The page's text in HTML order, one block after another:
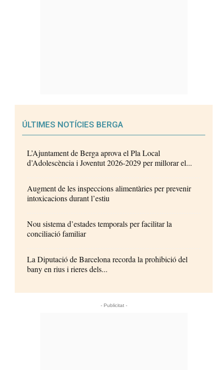
ÚLTIMES NOTÍCIES BERGA
L’Ajuntament de Berga aprova el Pla Local
d’Adolescència i Joventut 2026-2029 per millorar el...
Augment de les inspeccions alimentàries per prevenir
intoxicacions durant l’estiu
Nou sistema d’estades temporals per facilitar la
conciliació familiar
La Diputació de Barcelona recorda la prohibició del
bany en rius i rieres dels...
- Publicitat -